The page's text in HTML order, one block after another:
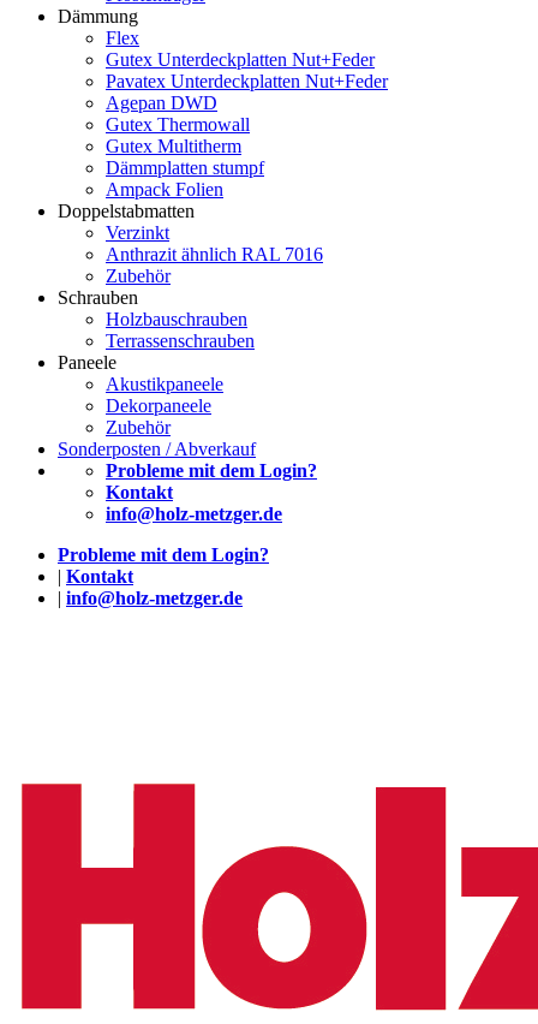
Dämmung
Flex
Gutex Unterdeckplatten Nut+Feder
Pavatex Unterdeckplatten Nut+Feder
Agepan DWD
Gutex Thermowall
Gutex Multitherm
Dämmplatten stumpf
Ampack Folien
Doppelstabmatten
Verzinkt
Anthrazit ähnlich RAL 7016
Zubehör
Schrauben
Holzbauschrauben
Terrassenschrauben
Paneele
Akustikpaneele
Dekorpaneele
Zubehör
Sonderposten / Abverkauf
Probleme mit dem Login?
Kontakt
info@holz-metzger.de
Probleme mit dem Login?
| Kontakt
| info@holz-metzger.de